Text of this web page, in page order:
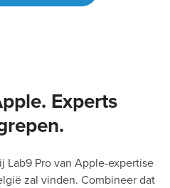
Experts
Lab9 Pro van Apple-expertise
zal vinden. Combineer dat